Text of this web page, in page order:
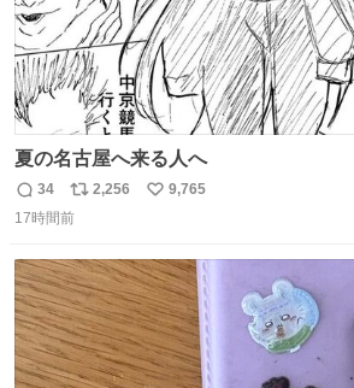
夏の名古屋へ来る人へ
返
信
34
リ
ポ
ト
数
2,256
い
数
9,765
17時間前